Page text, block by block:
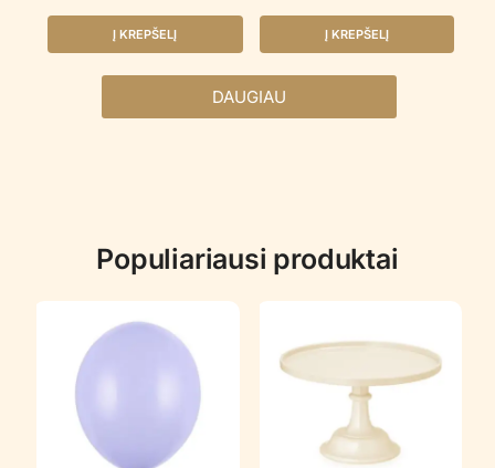
Į KREPŠELĮ Į KREPŠELĮ
DAUGIAU
Populiariausi produktai